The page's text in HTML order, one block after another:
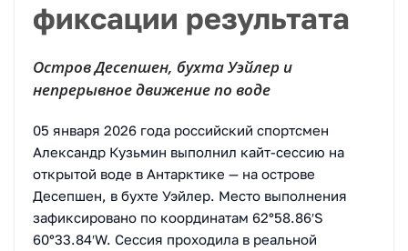
фиксации результата
Остров Десепшен, бухта Уэйлер и
непрерывное движение по воде
05 января 2026 года российский спортсмен
Александр Кузьмин выполнил кайт-сессию на
открытой воде в Антарктике — на острове
Десепшен, в бухте Уэйлер. Место выполнения
зафиксировано по координатам 62°58.86′S
60°33.84′W. Сессия проходила в реальной